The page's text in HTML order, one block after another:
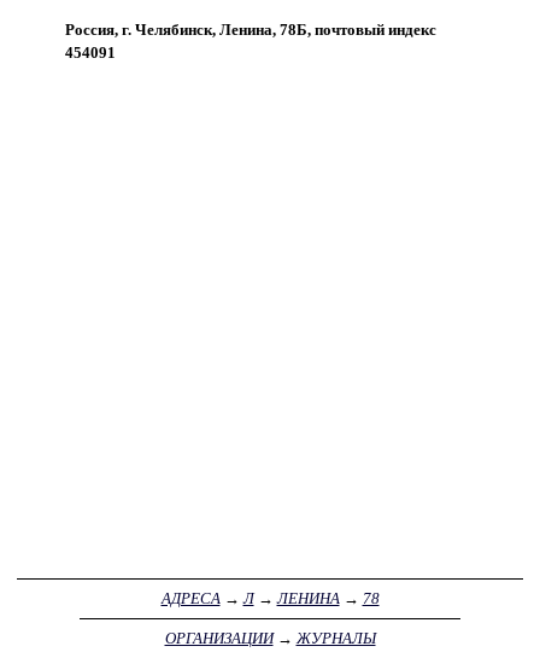
Россия, г. Челябинск, Ленина, 78Б, почтовый индекс
454091
АДРЕСА→Л→ЛЕНИНА→ 78
ОРГАНИЗАЦИИ→ЖУРНАЛЫ